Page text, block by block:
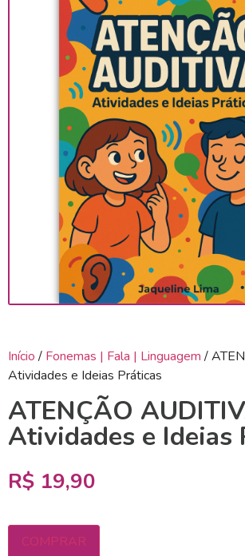
Início / Fonemas | Fala | Linguagem /
Atividades e Ideias Práticas
ATENÇÃO
Atividades e Ideias
R$ 19,90
COMPRAR